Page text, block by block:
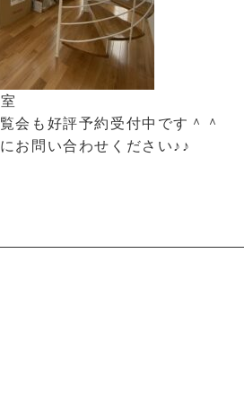
会も好評予約受付中です＾＾
お問い合わせください♪♪